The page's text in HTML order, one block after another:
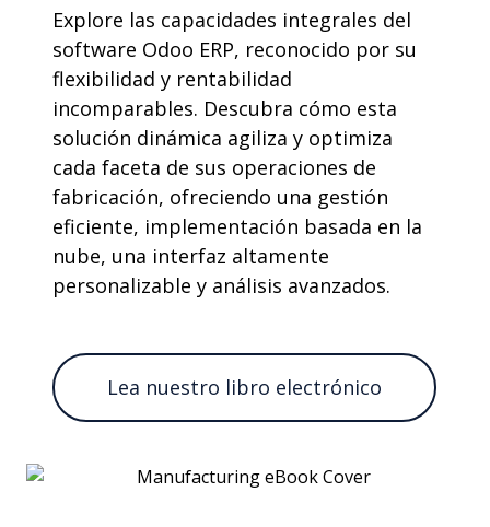
Explore las capacidades integrales del
software Odoo ERP, reconocido por su
flexibilidad y rentabilidad
incomparables. Descubra cómo esta
solución dinámica agiliza y optimiza
cada faceta de sus operaciones de
fabricación, ofreciendo una gestión
eficiente, implementación basada en la
nube, una interfaz altamente
personalizable y análisis avanzados.
Lea nuestro libro electrónico